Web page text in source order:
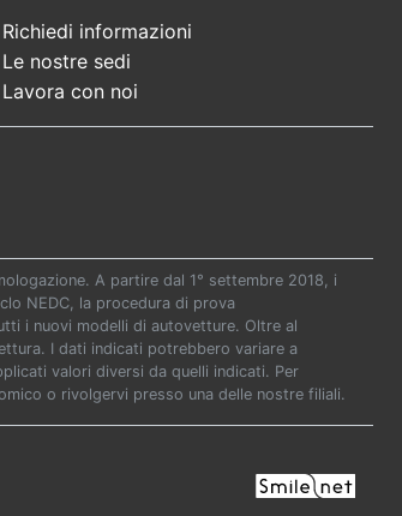
Richiedi informazioni
Le nostre sedi
Lavora con noi
A partire dal 1° settembre 2018, i
NEDC, la procedura di prova
i nuovi modelli di autovetture. Oltre al
I dati indicati potrebbero variare a
valori diversi da quelli indicati. Per
o rivolgervi presso una delle nostre filiali.